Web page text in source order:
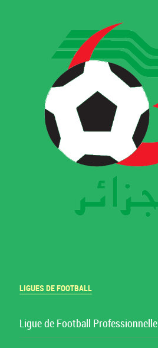
LIGUES DE FOOTBALL
Ligue de Football Professionnelle